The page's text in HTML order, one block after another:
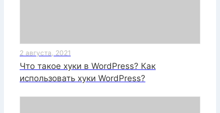
2 августа, 2021
Что такое хуки в WordPress? Как
использовать хуки WordPress?